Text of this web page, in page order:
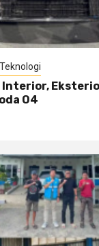
Teknologi
Interior,
O4